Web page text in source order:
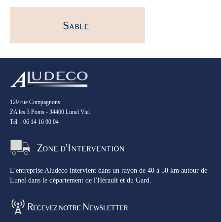
129 rue Compagnons
ZA les 3 Ponts - 34400 Lunel Viel
Tél. : 06 14 16 90 04
L'entreprise Aludeco intervient dans un rayon de 40 à 50 km autour de
Lunel dans le département de l'Hérault et du Gard.